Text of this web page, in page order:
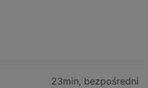
23min, bezpośredni